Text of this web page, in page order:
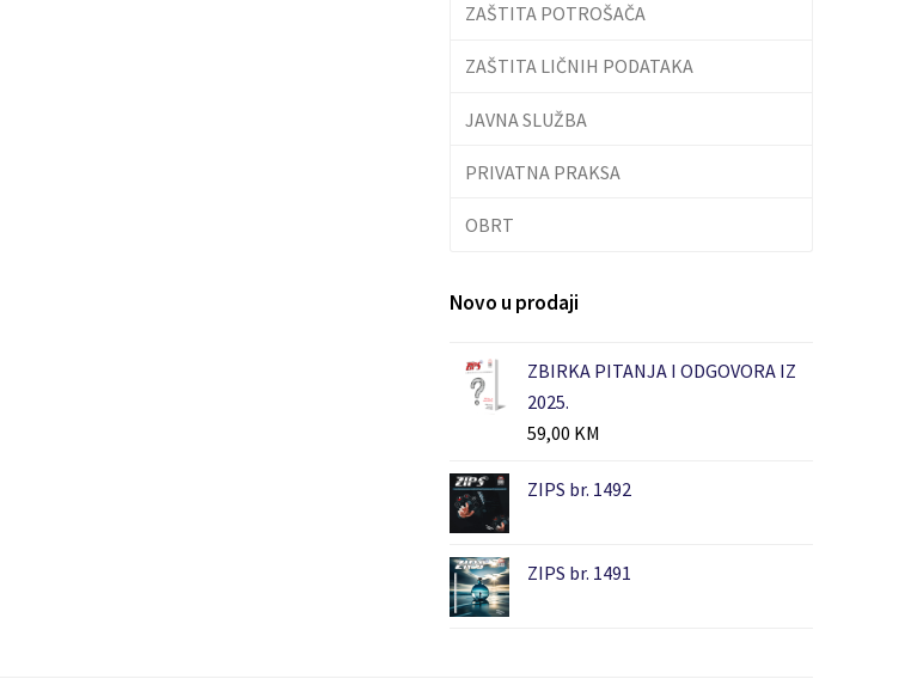
ZAŠTITA POTROŠAČA
ZAŠTITA LIČNIH PODATAKA
JAVNA SLUŽBA
PRIVATNA PRAKSA
OBRT
Novo u prodaji
ZBIRKA PITANJA I ODGOVORA IZ
2025.
59,00 KM
ZIPS br. 1492
ZIPS br. 1491